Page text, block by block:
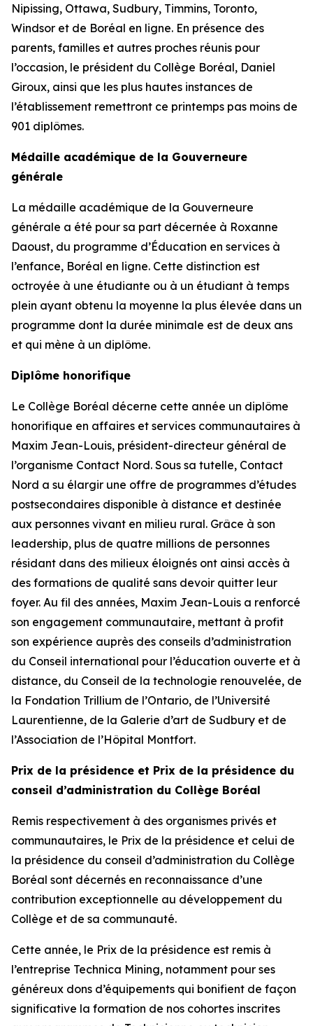
Nipissing, Ottawa, Sudbury, Timmins, Toronto,
Windsor et de Boréal en ligne. En présence des
parents, familles et autres proches réunis pour
l’occasion, le président du Collège Boréal, Daniel
Giroux, ainsi que les plus hautes instances de
l’établissement remettront ce printemps pas moins de
901 diplômes.
Médaille académique de la Gouverneure
générale
La médaille académique de la Gouverneure
générale a été pour sa part décernée à Roxanne
Daoust, du programme d’Éducation en services à
l’enfance, Boréal en ligne. Cette distinction est
octroyée à une étudiante ou à un étudiant à temps
plein ayant obtenu la moyenne la plus élevée dans un
programme dont la durée minimale est de deux ans
et qui mène à un diplôme.
Diplôme honorifique
Le Collège Boréal décerne cette année un diplôme
honorifique en affaires et services communautaires à
Maxim Jean-Louis, président-directeur général de
l’organisme Contact Nord. Sous sa tutelle, Contact
Nord a su élargir une offre de programmes d’études
postsecondaires disponible à distance et destinée
aux personnes vivant en milieu rural. Grâce à son
leadership, plus de quatre millions de personnes
résidant dans des milieux éloignés ont ainsi accès à
des formations de qualité sans devoir quitter leur
foyer. Au fil des années, Maxim Jean-Louis a renforcé
son engagement communautaire, mettant à profit
son expérience auprès des conseils d’administration
du Conseil international pour l’éducation ouverte et à
distance, du Conseil de la technologie renouvelée, de
la Fondation Trillium de l’Ontario, de l’Université
Laurentienne, de la Galerie d’art de Sudbury et de
l’Association de l’Hôpital Montfort.
Prix de la présidence et Prix de la présidence du
conseil d’administration du Collège Boréal
Remis respectivement à des organismes privés et
communautaires, le Prix de la présidence et celui de
la présidence du conseil d’administration du Collège
Boréal sont décernés en reconnaissance d’une
contribution exceptionnelle au développement du
Collège et de sa communauté.
Cette année, le Prix de la présidence est remis à
l’entreprise Technica Mining, notamment pour ses
généreux dons d’équipements qui bonifient de façon
significative la formation de nos cohortes inscrites